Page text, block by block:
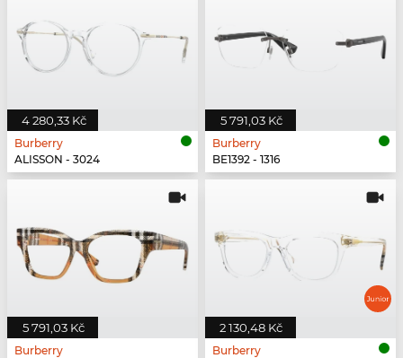
4 280,33 Kč
Burberry
ALISSON - 3024
5 791,03 Kč
Burberry
BE1392 - 1316
5 791,03 Kč
Burberry
2 130,48 Kč
Burberry